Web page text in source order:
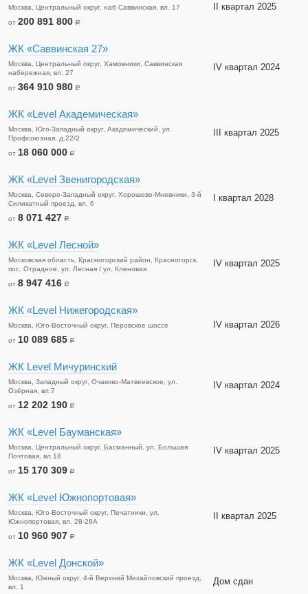
Москва, Центральный округ, наб Саввинская, вл. 17
от 200 891 800 a
II квартал 2025
ЖК «Саввинская 27»
Москва, Центральный округ, Хамовники, Саввинская
набережная, вл. 27
от 364 910 980 a
IV квартал 2024
ЖК «Level Академическая»
Москва, Юго-Западный округ, Академический, ул.
Профсоюзная, д.22/2
от 18 060 000 a
III квартал 2025
ЖК «Level Звенигородская»
Москва, Северо-Западный округ, Хорошево-Мневники, 3-й
Силикатный проезд, вл. 6
от 8 071 427 a
I квартал 2028
ЖК «Level Лесной»
Московская область, Красногорский район, Красногорск,
пос. Отрадное, ул. Лесная / ул. Кленовая
от 8 947 416 a
IV квартал 2025
ЖК «Level Нижегородская»
Москва, Юго-Восточный округ, Перовское шоссе
от 10 089 685 a
IV квартал 2026
ЖК Level Мичуринский
Москва, Западный округ, Очаково-Матвеевское, ул.
Озёрная, вл.7
от 12 202 190 a
IV квартал 2024
ЖК «Level Бауманская»
Москва, Центральный округ, Басманный, ул. Большая
Почтовая, вл.18
от 15 170 309 a
IV квартал 2025
ЖК «Level Южнопортовая»
Москва, Юго-Восточный округ, Печатники, ул.
Южнопортовая, вл. 28-28А
от 10 960 907 a
II квартал 2025
ЖК «Level Донской»
Москва, Южный округ, 4-й Верхний Михайловский проезд,
вл. 1
Дом сдан